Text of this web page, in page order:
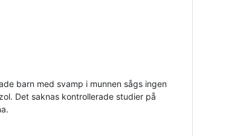
barn med svamp i munnen sågs ingen
Det saknas kontrollerade studier på